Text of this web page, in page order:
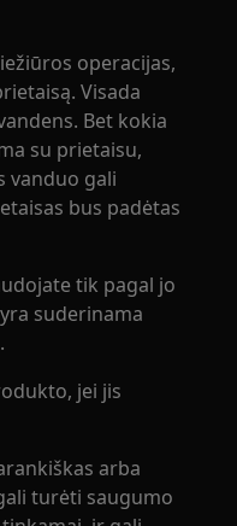
operacijas,
Visada
Bet kokia
su prietaisu,
vanduo gali
bus padėtas
tik pagal jo
suderinama
jei jis
arba
turėti saugumo